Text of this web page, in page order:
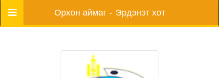
Цэс Орхон аймаг - Эрдэнэт хот